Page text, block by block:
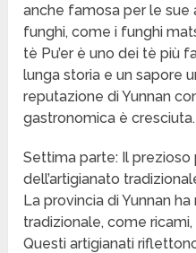
anche famosa per le sue
funghi, come i funghi
tè Pu’er è uno dei tè più
lunga storia e un sapore
reputazione di Yunnan
gastronomica è cresciuta.
Settima parte: Il
dell’artigianato
La provincia di Yunnan
tradizionale, come
Questi artigianati